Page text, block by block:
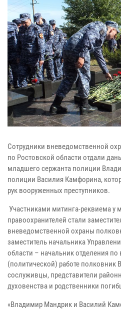
Сотрудники вневедомственной
по Ростовской области отдали
младшего сержанта полиции
полиции Василия Камфорина,
рук вооруженных преступников.
Участниками митинга-реквиема у
правоохранителей стали
вневедомственной охраны
заместитель начальника
области – начальник отделения
(политической) работе
сослуживцы, представители
духовенства и родственники
«Владимир Мандрик и Василий